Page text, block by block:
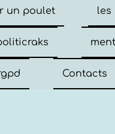
un poulet les
Contacts